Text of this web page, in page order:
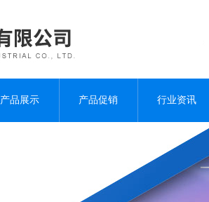
产品展示 产品促销 行业资讯